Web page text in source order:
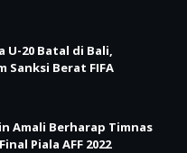
U-20 Batal di Bali,
Sanksi Berat FIFA
Amali Berharap Timnas
Piala AFF 2022